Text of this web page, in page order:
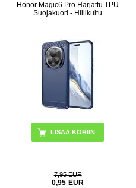
Honor Magic6 Pro Harjattu TPU
Suojakuori - Hiilikuitu
LISÄÄ KORIIN
7,95 EUR
0,95 EUR